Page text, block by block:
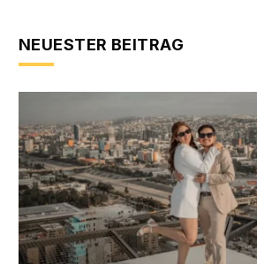
NEUESTER BEITRAG